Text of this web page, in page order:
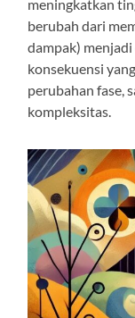
meningkatkan
berubah dari
dampak)
konsekuensi
perubahan fase,
kompleksitas.